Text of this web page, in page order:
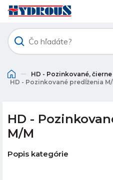
HD - Pozinkované,
HD - Pozinkované predĺženia M/
HD -
M/M
Popis kategórie